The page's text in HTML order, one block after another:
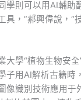
學則可以用AI輔助
具，”郝興偉說，“
大學“植物生物安
子用AI解析古籍時
像識別技術應用于